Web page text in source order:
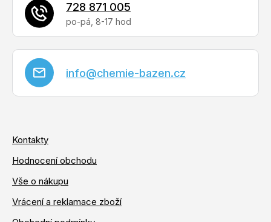
info@chemie-bazen.cz
728 871 005
Kontakty
Hodnocení obchodu
Vše o nákupu
Vrácení a reklamace zboží